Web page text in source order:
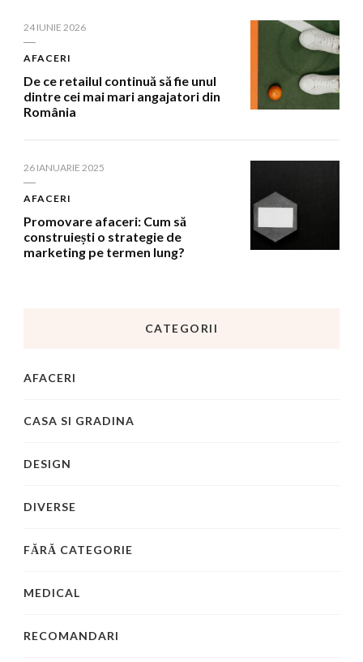
24 IUNIE 2026
AFACERI
De ce retailul continuă să fie unul
dintre cei mai mari angajatori din
România
26 IANUARIE 2025
AFACERI
Promovare afaceri: Cum să
construiești o strategie de
marketing pe termen lung?
CATEGORII
AFACERI
CASA SI GRADINA
DESIGN
DIVERSE
FĂRĂ CATEGORIE
MEDICAL
RECOMANDARI